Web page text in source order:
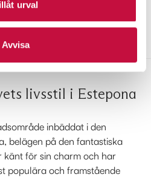
urval
Avvisa
intresse
livsstil i Estepona
inbäddat i den
belägen på den fantastiska
känt för sin charm och har
populära och framstående